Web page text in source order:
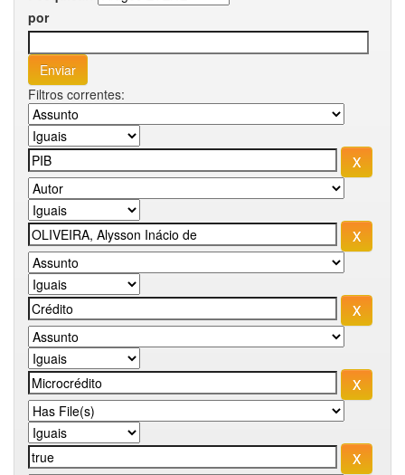
por
Filtros correntes: